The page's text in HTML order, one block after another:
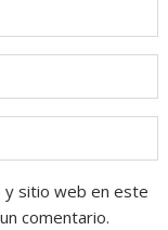
y sitio web en este
comentario.